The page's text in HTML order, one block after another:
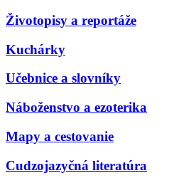
Životopisy a reportáže
Kuchárky
Učebnice a slovníky
Náboženstvo a ezoterika
Mapy a cestovanie
Cudzojazyčná literatúra